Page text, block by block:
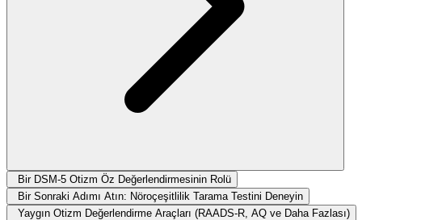
Bir DSM-5 Otizm Öz Değerlendirmesinin Rolü
Bir Sonraki Adımı Atın: Nöroçeşitlilik Tarama Testini Deneyin
Yaygın Otizm Değerlendirme Araçları (RAADS-R, AQ ve Daha Fazlası)